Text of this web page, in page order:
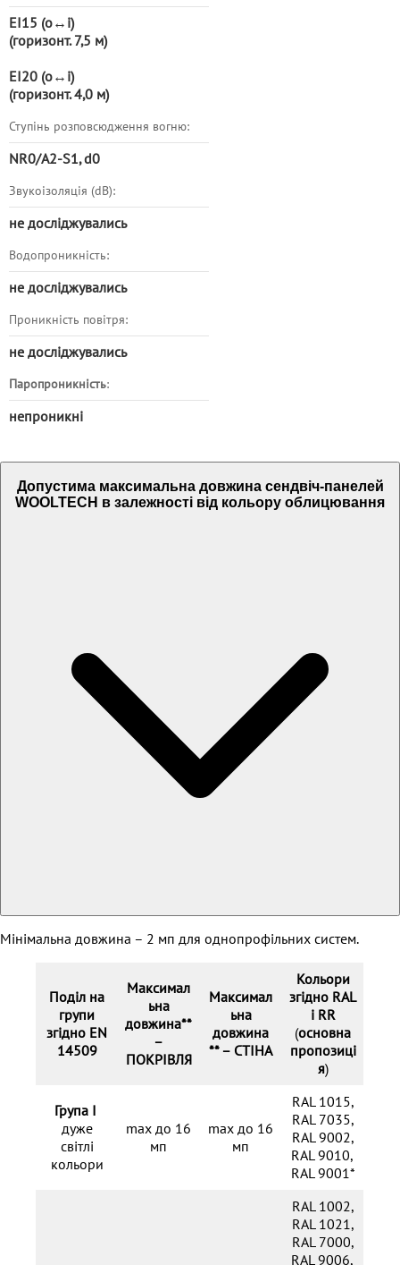
EI15 (o↔i)
(горизонт. 7,5 м)
EI20 (o↔i)
(горизонт.4,0 м)
Ступінь розповсюдження вогню:
NR0/A2-S1, d0
Звукоізоляція (dB):
не досліджувались
Водопроникність:
не досліджувались
Проникність повітря:
не досліджувались
Паропроникність:
непроникні
Допустима максимальна довжина cендвіч-панелей
WOOLTECH в залежності від кольору облицювання
Мінімальна довжина – 2 мп для однопрофільних систем.
Поділ на
групи
згідно EN
14509
Максимал
ьна
довжина**
–
ПОКРІВЛЯ
Максимал
ьна
довжина
** – СТІНА
Кольори
згідно RAL
i RR
(основна
пропозиці
я)
Група I
дуже
світлі
кольори
max до 16
мп
max до 16
мп
RAL 1015,
RAL 7035,
RAL 9002,
RAL 9010,
RAL 9001*
RAL 1002,
RAL 1021,
RAL 7000,
RAL 9006,